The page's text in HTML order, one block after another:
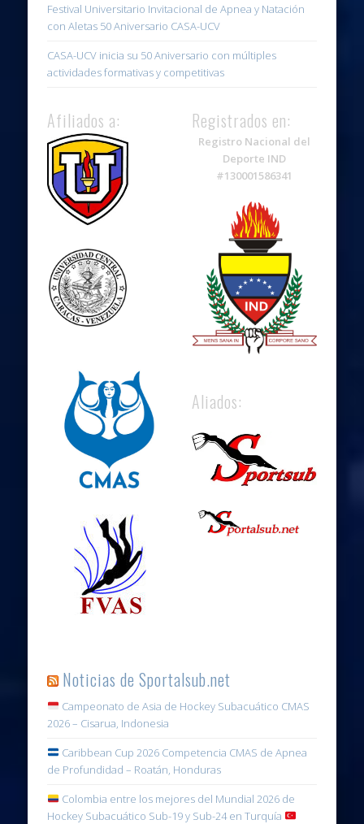
Festival Universitario Invitacional de Apnea y Natación
con Aletas 50 Aniversario CASA-UCV
CASA-UCV inicia su 50 Aniversario con múltiples
actividades formativas y competitivas
Afiliados a: Registrados en:
Registro Nacional del
Deporte IND
#130001586341
Aliados:
Noticias de Sportalsub.net
Campeonato de Asia de Hockey Subacuático CMAS
2026 – Cisarua, Indonesia
Caribbean Cup 2026 Competencia CMAS de Apnea
de Profundidad – Roatán, Honduras
Colombia entre los mejores del Mundial 2026 de
Hockey Subacuático Sub-19 y Sub-24 en Turquía